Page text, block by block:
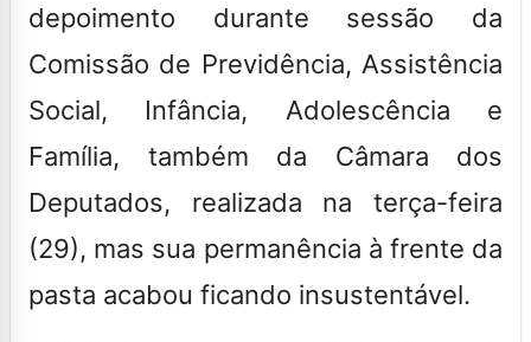
depoimento durante sessão da
Comissão de Previdência, Assistência
Social, Infância, Adolescência e
Família, também da Câmara dos
Deputados, realizada na terça-feira
(29), mas sua permanência à frente da
pasta acabou ficando insustentável.